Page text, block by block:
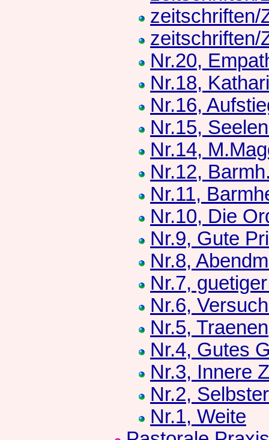
zeitschriften/
zeitschriften/
Nr.20,
Nr.18,
Nr.16,
Nr.15,
Nr.14,
Nr.12,
Nr.11,
Nr.10, Die
Nr.9, Gute
Nr.8,
Nr.7,
Nr.6,
Nr.5, Traenen
Nr.4, Gutes
Nr.3, Innere
Nr.2,
Nr.1, Weite